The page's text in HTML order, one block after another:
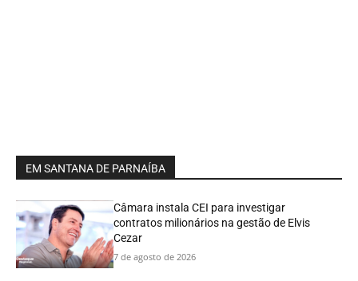
EM SANTANA DE PARNAÍBA
Câmara instala CEI para investigar
contratos milionários na gestão de Elvis
Cezar
7 de agosto de 2026